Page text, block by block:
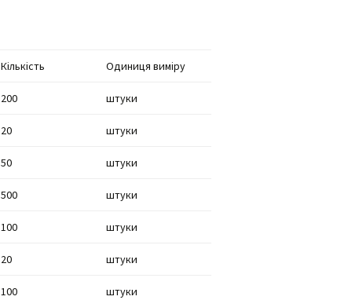
Кількість Одиниця виміру
200 штуки
20 штуки
50 штуки
500 штуки
100 штуки
20 штуки
100 штуки